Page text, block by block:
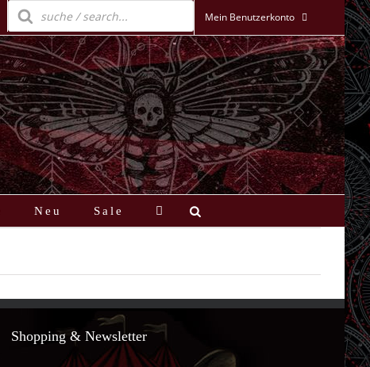
Products
search Mein Benutzerkonto
Neu Sale
Shopping & Newsletter